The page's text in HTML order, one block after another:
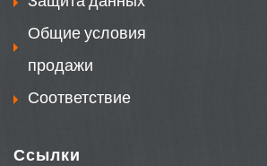
Общие условия
продажи
Соответствие
Ссылки